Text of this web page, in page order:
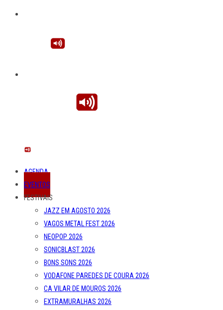
AGENDA
EVENTOS
FESTIVAIS
JAZZ EM AGOSTO 2026
VAGOS METAL FEST 2026
NEOPOP 2026
SONICBLAST 2026
BONS SONS 2026
VODAFONE PAREDES DE COURA 2026
CA VILAR DE MOUROS 2026
EXTRAMURALHAS 2026